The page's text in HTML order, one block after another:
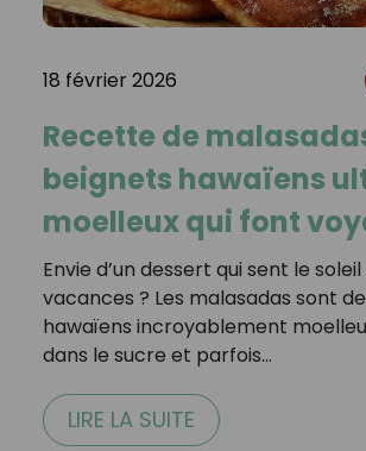
18 février 2026
Recette de
beignets hawaïens
moelleux qui font
Envie d’un dessert qui sent le
vacances ? Les malasadas sont
hawaïens incroyablement
dans le sucre et parfois…
LIRE LA SUITE